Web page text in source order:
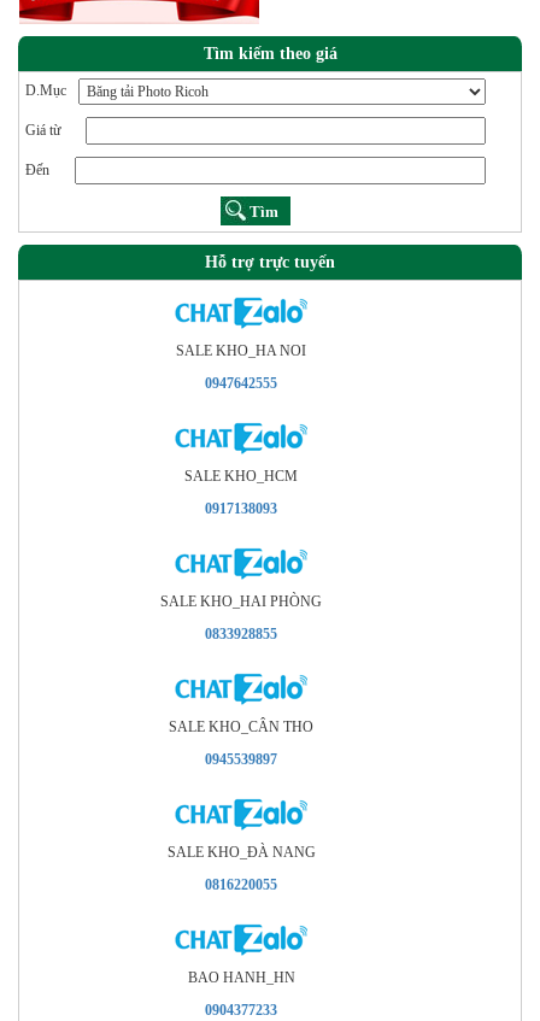
Tìm kiếm theo giá
D.Mục
Giá từ
Đến
Hỗ trợ trực tuyến
SALE KHO_HA NOI
0947642555
SALE KHO_HCM
0917138093
SALE KHO_HAI PHÒNG
0833928855
SALE KHO_CÂN THO
0945539897
SALE KHO_ÐÀ NANG
0816220055
BAO HANH_HN
0904377233